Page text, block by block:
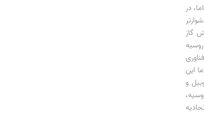
در
گاز
این
و